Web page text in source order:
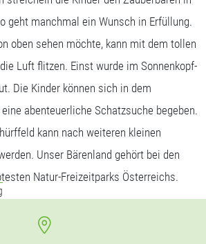
geht manchmal ein Wunsch in Erfüllung.
oben sehen möchte, kann mit dem tollen
Luft flitzen. Einst wurde im Sonnenkopf-
Die Kinder können sich in dem
abenteuerliche Schatzsuche begeben.
kann nach weiteren kleinen
Unser Bärenland gehört bei den
Natur-Freizeitparks Österreichs.